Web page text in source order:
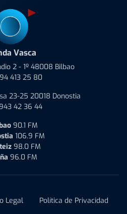
Vasca
2 - 1º 48008 Bilbao
94 413 25 80
23-25 20018 Donostia
943 42 36 44
90.1 FM
106.9 FM
98.0 FM
96.0 FM
Legal
Política de Privacidad